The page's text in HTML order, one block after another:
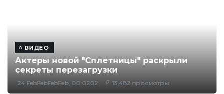
ВИДЕО
Актеры новой "Сплетницы" раскрыли
секреты перезагрузки
24 FebFebFebFeb, 00:0202 13,482 просмотры